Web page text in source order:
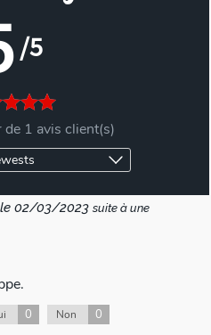
/5
1 avis client(s)
02/03/2023 suite à une
0 Non 0